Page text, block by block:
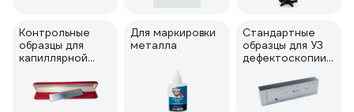
Контрольные
образцы для
капиллярной
Для маркировки
металла
Стандартные
образцы для УЗ
дефектоскопии
толщинометрии